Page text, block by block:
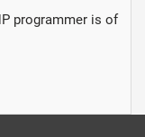
programmer is of